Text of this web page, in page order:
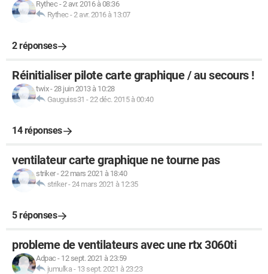
Rythec -2 avr. 2016 à 08:36
Rythec -2 avr. 2016 à 13:07
2 réponses
Réinitialiser pilote carte graphique / au secours !
twix-28 juin 2013 à 10:28
Gauguiss31 -22 déc. 2015 à 00:40
14 réponses
ventilateur carte graphique ne tourne pas
striker-22 mars 2021 à 18:40
striker-24 mars 2021 à 12:35
5 réponses
probleme de ventilateurs avec une rtx 3060ti
Adpac - 12 sept. 2021 à 23:59
jumulka - 13 sept. 2021 à 23:23